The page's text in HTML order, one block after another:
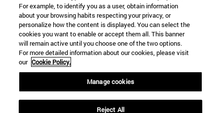
For example, to identify you as a user, obtain information
about your browsing habits respecting your privacy, or
personalize how the content is displayed. You can select the
cookies you want to enable or accept them all. This banner
will remain active until you choose one of the two options.
For more detailed information about our cookies, please visit
our Cookie Policy.
Manage cookies
Reject All